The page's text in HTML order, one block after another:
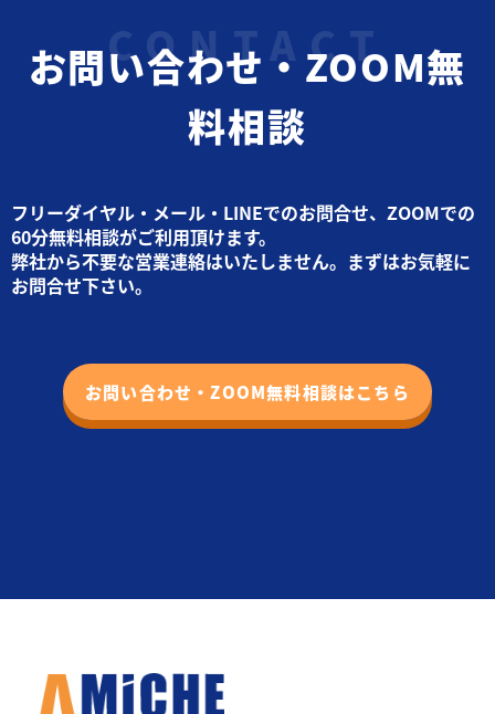
お問い合わせ・ZOOM無
料相談
フリーダイヤル・メール・LINEでのお問合せ、ZOOMでの
60分無料相談がご利用頂けます。
弊社から不要な営業連絡はいたしません。まずはお気軽に
お問合せ下さい。
お問い合わせ・ZOOM無料相談はこちら